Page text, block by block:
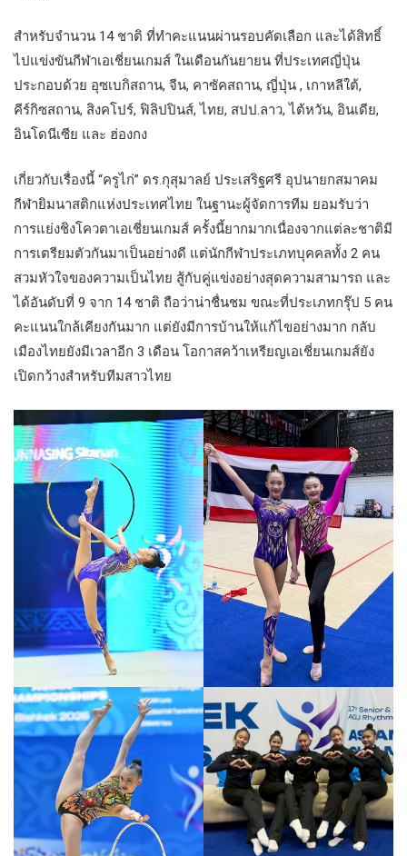
สำหรับจำนวน 14 ชาติ ที่ทำคะแนนผ่านรอบคัดเลือก และได้สิทธิ์
ไปแข่งขันกีฬาเอเชี่ยนเกมส์ ในเดือนกันยายน ที่ประเทศญี่ปุ่น
ประกอบด้วย อุซเบกิสถาน, จีน, คาซัคสถาน, ญี่ปุ่น , เกาหลีใต้,
คีร์กิซสถาน, สิงคโปร์, ฟิลิปปินส์, ไทย, สปป.ลาว, ไต้หวัน, อินเดีย,
อินโดนีเซีย และ ฮ่องกง
เกี่ยวกับเรื่องนี้ “ครูไก่” ดร.กุสุมาลย์ ประเสริฐศรี อุปนายกสมาคม
กีฬายิมนาสติกแห่งประเทศไทย ในฐานะผู้จัดการทีม ยอมรับว่า
การแย่งชิงโควตาเอเชี่ยนเกมส์ ครั้งนี้ยากมากเนื่องจากแต่ละชาติมี
การเตรียมตัวกันมาเป็นอย่างดี แต่นักกีฬาประเภทบุคคลทั้ง 2 คน
สวมหัวใจของความเป็นไทย สู้กับคู่แข่งอย่างสุดความสามารถ และ
ได้อันดับที่ 9 จาก 14 ชาติ ถือว่าน่าชื่นชม ขณะที่ประเภทกรุ๊ป 5 คน
คะแนนใกล้เคียงกันมาก แต่ยังมีการบ้านให้แก้ไขอย่างมาก กลับ
เมืองไทยยังมีเวลาอีก 3 เดือน โอกาสคว้าเหรียญเอเชี่ยนเกมส์ยัง
เปิดกว้างสำหรับทีมสาวไทย